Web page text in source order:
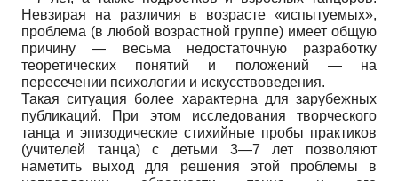
Невзирая на различия в возрасте «испытуемых»,
проблема (в любой возрастной группе) имеет общую
причину — весьма недостаточную разработку
теоретических понятий и положений — на
пересечении психологии и искусствоведения.
Такая ситуация более характерна для зарубежных
публикаций. При этом исследования творческого
танца и эпизодические стихийные пробы практиков
(учителей танца) с детьми 3—7 лет позволяют
наметить выход для решения этой проблемы в